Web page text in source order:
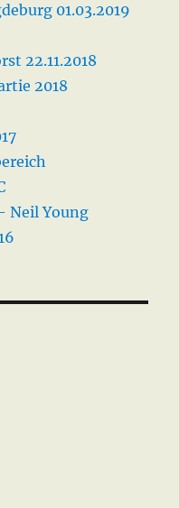
01.03.2019
22.11.2018
2018
Neil Young